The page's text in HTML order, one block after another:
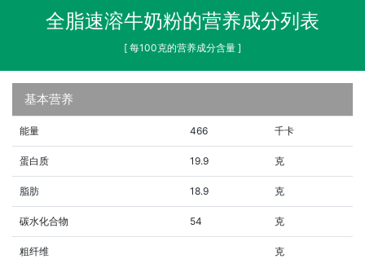
全脂速溶牛奶粉的营养成分列表
[ 每100克的营养成分含量 ]
基本营养
能量 466 千卡
蛋白质 19.9 克
脂肪 18.9 克
碳水化合物 54 克
粗纤维 克